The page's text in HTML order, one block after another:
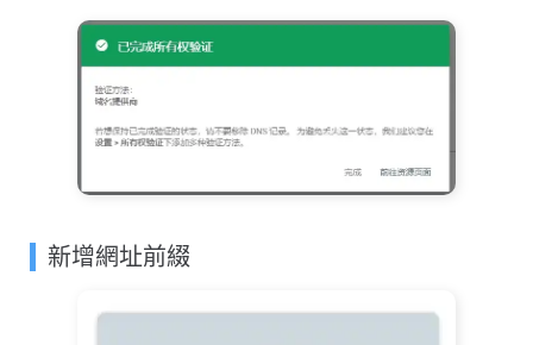
新增網址前綴